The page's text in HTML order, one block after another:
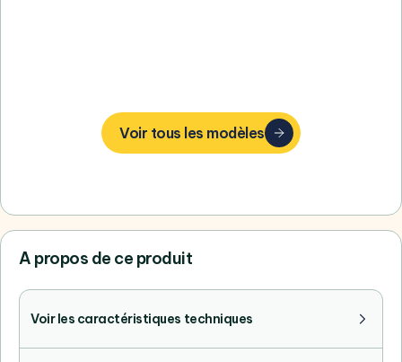
Voir tous les modèles
A propos de ce produit
Voir les caractéristiques techniques